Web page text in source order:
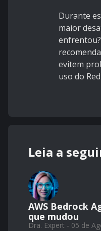
Durante
maior
evitem
uso do
Leia a
AWS Bedrock
que mudou
Dra. Expert - 05 de